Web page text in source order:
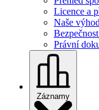
Licence a
Naše
Právní
Záznamy